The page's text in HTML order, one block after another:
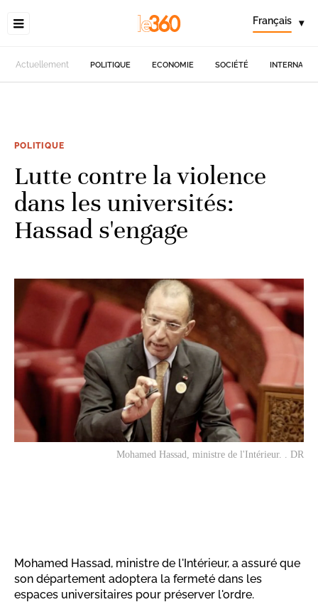
Français ▾
Actuellement POLITIQUE ECONOMIE SOCIÉTÉ
POLITIQUE
Lutte contre la violence
dans les universités:
Hassad s'engage
Mohamed Hassad, ministre de l'Intérieur. . DR
Mohamed Hassad, ministre de l'Intérieur, a assuré que
son département adoptera la fermeté dans les
espaces universitaires pour préserver l'ordre.